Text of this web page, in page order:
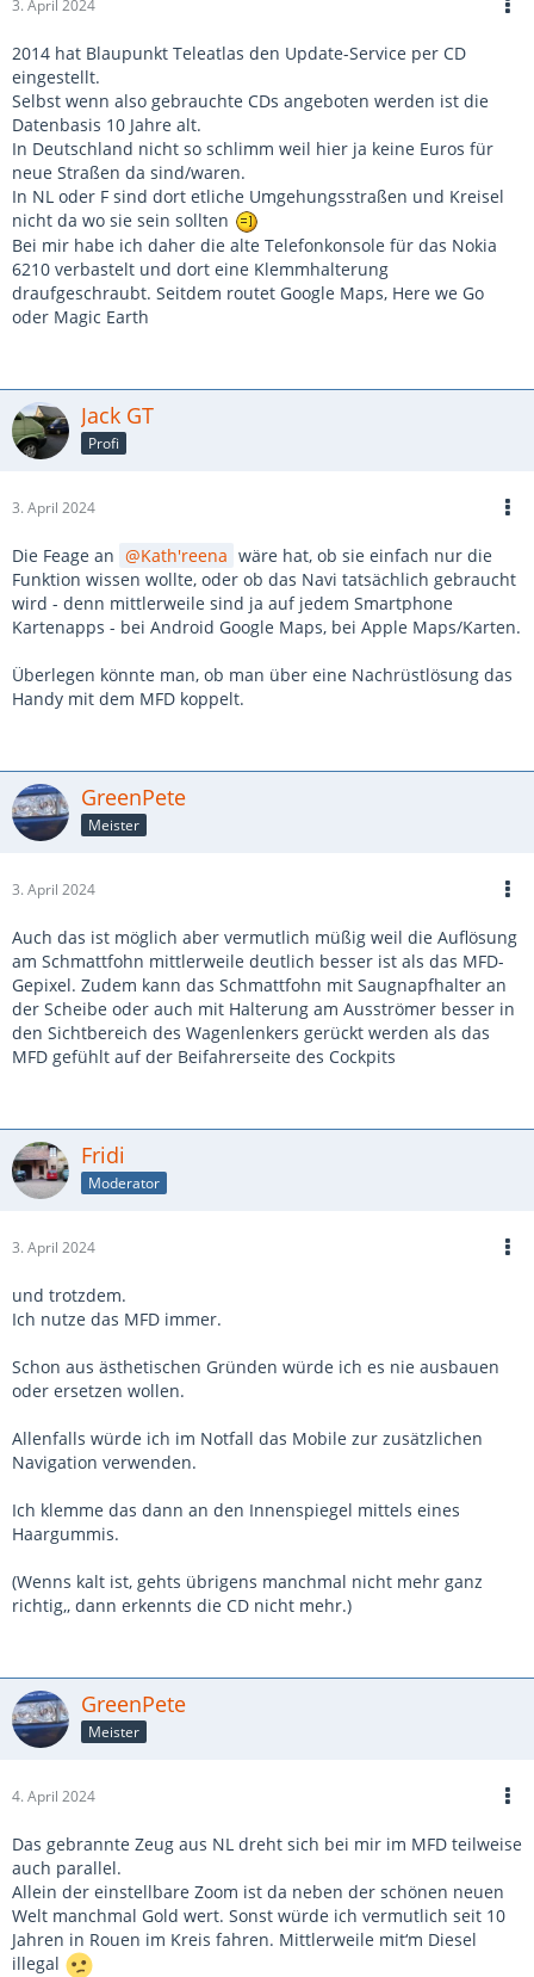
3. April 2024
2014 hat Blaupunkt Teleatlas den Update-Service per CD
eingestellt.
Selbst wenn also gebrauchte CDs angeboten werden ist die
Datenbasis 10 Jahre alt.
In Deutschland nicht so schlimm weil hier ja keine Euros für
neue Straßen da sind/waren.
In NL oder F sind dort etliche Umgehungsstraßen und Kreisel
nicht da wo sie sein sollten
Bei mir habe ich daher die alte Telefonkonsole für das Nokia
6210 verbastelt und dort eine Klemmhalterung
draufgeschraubt. Seitdem routet Google Maps, Here we Go
oder Magic Earth
Jack GT
Profi
3. April 2024
Die Feage an Kath'reena wäre hat, ob sie einfach nur die
Funktion wissen wollte, oder ob das Navi tatsächlich gebraucht
wird - denn mittlerweile sind ja auf jedem Smartphone
Kartenapps - bei Android Google Maps, bei Apple Maps/Karten.
Überlegen könnte man, ob man über eine Nachrüstlösung das
Handy mit dem MFD koppelt.
GreenPete
Meister
3. April 2024
Auch das ist möglich aber vermutlich müßig weil die Auflösung
am Schmattfohn mittlerweile deutlich besser ist als das MFD-
Gepixel. Zudem kann das Schmattfohn mit Saugnapfhalter an
der Scheibe oder auch mit Halterung am Ausströmer besser in
den Sichtbereich des Wagenlenkers gerückt werden als das
MFD gefühlt auf der Beifahrerseite des Cockpits
Fridi
Moderator
3. April 2024
und trotzdem.
Ich nutze das MFD immer.
Schon aus ästhetischen Gründen würde ich es nie ausbauen
oder ersetzen wollen.
Allenfalls würde ich im Notfall das Mobile zur zusätzlichen
Navigation verwenden.
Ich klemme das dann an den Innenspiegel mittels eines
Haargummis.
(Wenns kalt ist, gehts übrigens manchmal nicht mehr ganz
richtig,, dann erkennts die CD nicht mehr.)
GreenPete
Meister
4. April 2024
Das gebrannte Zeug aus NL dreht sich bei mir im MFD teilweise
auch parallel.
Allein der einstellbare Zoom ist da neben der schönen neuen
Welt manchmal Gold wert. Sonst würde ich vermutlich seit 10
Jahren in Rouen im Kreis fahren. Mittlerweile mit‘m Diesel
illegal